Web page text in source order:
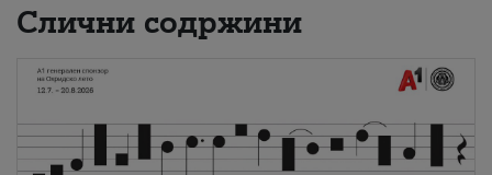
Слични содржини